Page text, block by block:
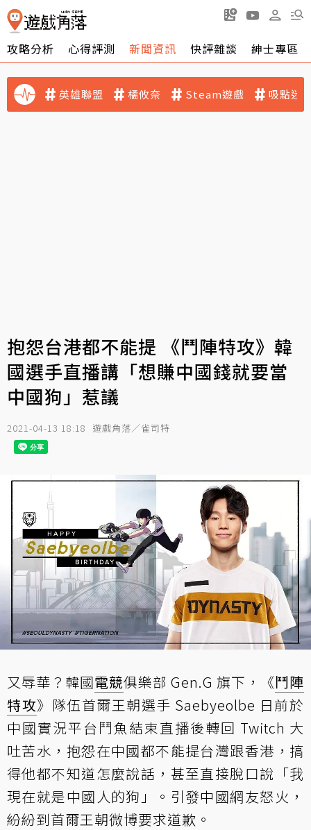
攻略分析 心得評測 新聞資訊 快評雜談 紳士專區
英雄聯盟 橘攸奈 Steam遊戲 吸點迷
抱怨台港都不能提 《鬥陣特攻》韓
國選手直播講「想賺中國錢就要當
中國狗」惹議
2021-04-13 18:18 遊戲角落／雀司特
又辱華？韓國電競俱樂部 Gen.G 旗下，《鬥陣
特攻》隊伍首爾王朝選手 Saebyeolbe 日前於
中國實況平台鬥魚結束直播後轉回 Twitch 大
吐苦水，抱怨在中國都不能提台灣跟香港，搞
得他都不知道怎麼說話，甚至直接脫口說「我
現在就是中國人的狗」。引發中國網友怒火，
紛紛到首爾王朝微博要求道歉。